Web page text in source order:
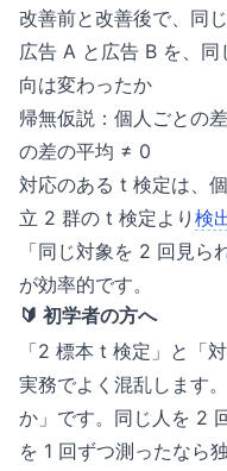
改善前と改善後で、同
広告 A と広告 B を、
向は変わったか
帰無仮説：個人ごとの
の差の平均 ≠ 0
対応のある t 検定は、
立 2 群の t 検定より 検
「同じ対象を 2 回見
が効率的です。
🔰 初学者の方へ
「2 標本 t 検定」と「
実務でよく混乱します
か」です。同じ人を 2
を 1 回ずつ測ったなら